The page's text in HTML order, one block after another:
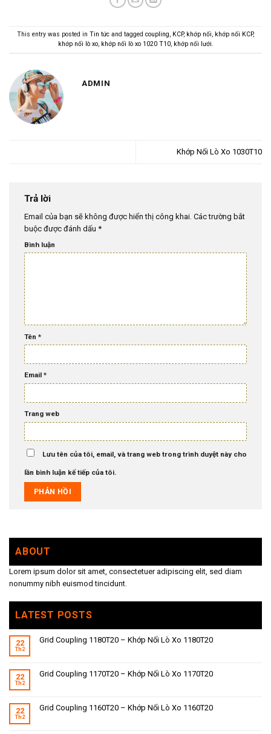
This entry was posted in Tin tức and tagged coupling, KCP, khớp nối, khớp nối KCP,
khớp nối lò xo, khớp nối lò xo 1020 T10, khớp nối lưới.
ADMIN
Khớp Nối Lò Xo 1030T10
Trả lời
Email của bạn sẽ không được hiển thị công khai. Các trường bắt
buộc được đánh dấu *
Bình luận
Tên *
Email *
Trang web
Lưu tên của tôi, email, và trang web trong trình duyệt này cho
lần bình luận kế tiếp của tôi.
ABOUT
Lorem ipsum dolor sit amet, consectetuer adipiscing elit, sed diam
nonummy nibh euismod tincidunt.
LATEST POSTS
22
Th2
Grid Coupling 1180T20 – Khớp Nối Lò Xo 1180T20
22
Th2
Grid Coupling 1170T20 – Khớp Nối Lò Xo 1170T20
22
Th2
Grid Coupling 1160T20 – Khớp Nối Lò Xo 1160T20